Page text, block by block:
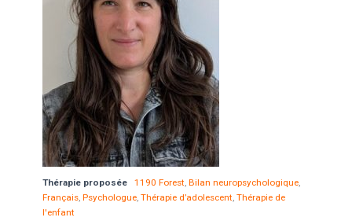
Thérapie proposée 1190 Forest, Bilan neuropsychologique,
Français, Psychologue, Thérapie d’adolescent, Thérapie de
l'enfant